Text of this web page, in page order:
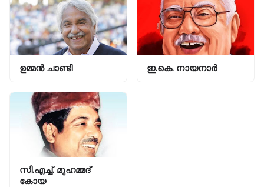
ഉമ്മൻ ചാണ്ടി ഇ.കെ. നായനാർ
സി.എച്ച്‌. മുഹമ്മദ്‌
കോയ